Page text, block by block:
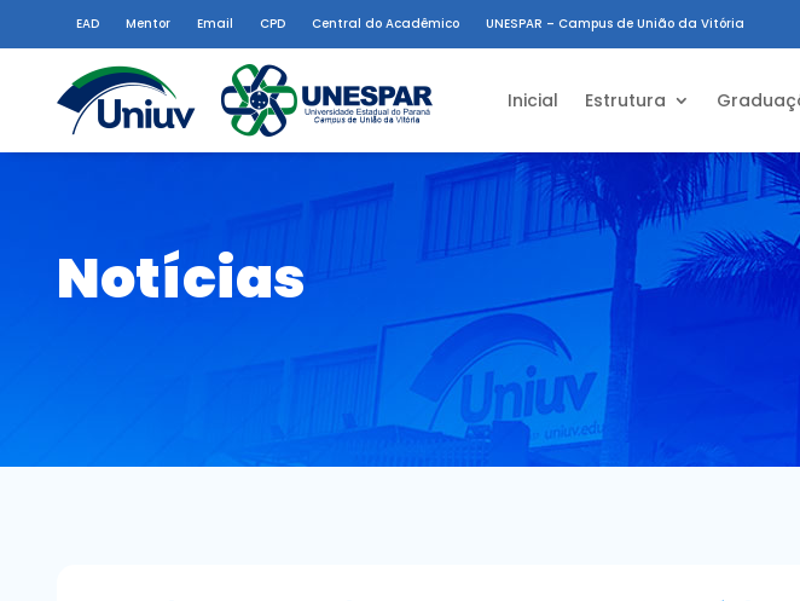
EAD Mentor Email CPD Central do Acadêmico UNESPAR – Campus de União da Vitória
Inicial Estrutura
Notícias